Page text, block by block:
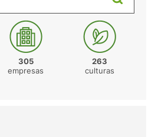
305
empresas
263
culturas